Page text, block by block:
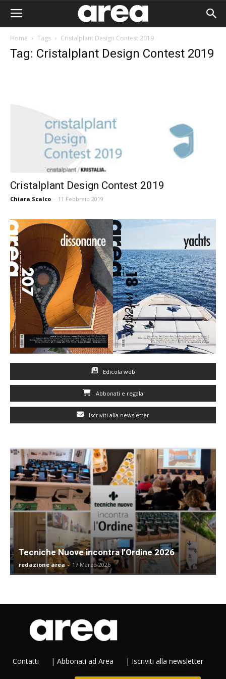
Home Tags Cristalplant Design Contest 2019
Tag: Cristalplant Design Contest 2019
Cristalplant Design Contest 2019
Chiara Scalco - 11 Febbraio 2019
Edicola web
Abbonati e regala
Iscriviti alla newsletter
Tecniche Nuove incontra l’Ordine 2026
redazione area - 17 Marzo 2026
Contatti | Abbonati ad Area | Iscriviti alla newsletter